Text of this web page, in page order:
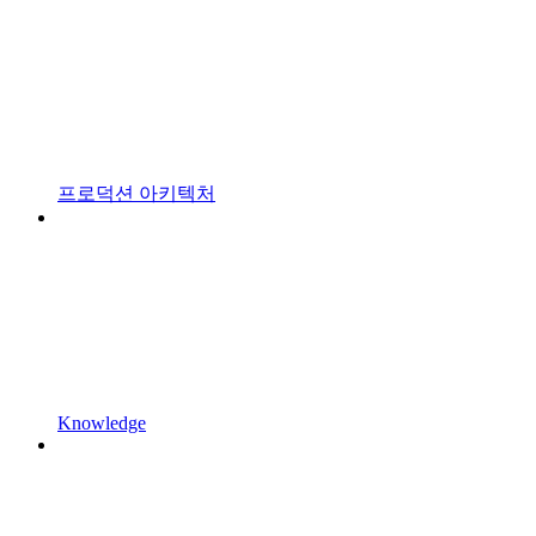
프로덕션 아키텍처
Knowledge